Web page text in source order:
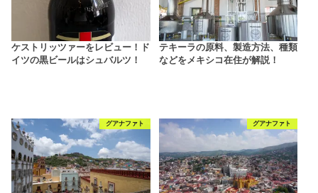
ケストリッツァーをレビュー！ド
イツの黒ビールはシュバルツ！
テキーラの原料、製造方法、種類
などをメキシコ在住が解説！
グアナファト グアナファト